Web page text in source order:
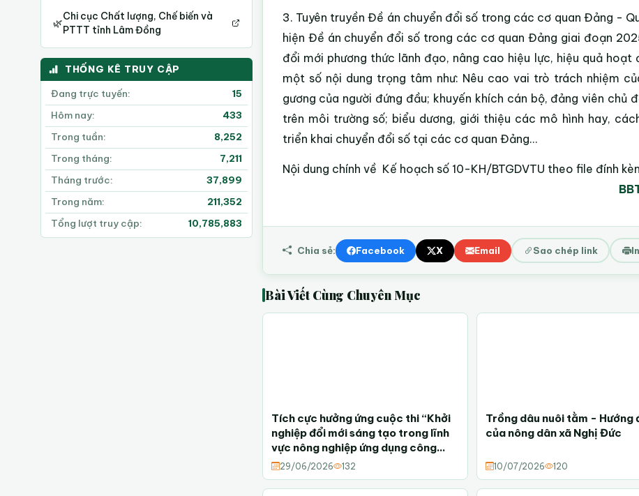
🌿
Chi cục Chất lượng, Chế biến và
PTTT tỉnh Lâm Đồng
THỐNG KÊ TRUY CẬP
Đang trực tuyến:
15
Hôm nay:
433
Trong tuần:
8,252
Trong tháng:
7,211
Tháng trước:
37,899
Trong năm:
211,352
Tổng lượt truy cập:
10,785,883
3. Tuyên truyền Đề án chuyển đổi số trong các cơ quan Đảng -
hiện Đề án chuyển đổi số trong các cơ quan Đảng giai đoạn
đổi mới phương thức lãnh đạo, nâng cao hiệu lực, hiệu quả
một số nội dung trọng tâm như: Nêu cao vai trò trách nhiệm
gương của người đứng đầu; khuyến khích cán bộ, đảng viên chủ
trên môi trường số; biểu dương, giới thiệu các mô hình hay,
triển khai chuyển đổi số tại các cơ quan Đảng...
Nội dung chính về Kế hoạch số 10-KH/BTGDVTU theo file đính
Chia sẻ: Facebook X Email Sao chép link
Bài Viết Cùng Chuyên Mục
Tích cực hưởng ứng cuộc thi “Khởi
nghiệp đổi mới sáng tạo trong lĩnh
vực nông nghiệp ứng dụng công
nghệ cao năm 2026”
29/06/2026 132
Trồng dâu nuôi tằm - Hướng
của nông dân xã Nghị Đức
10/07/2026 120